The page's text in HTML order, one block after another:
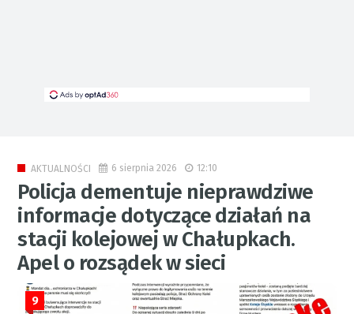
AKTUALNOŚCI 6 sierpnia 2026 12:10
Policja dementuje nieprawdziwe
informacje dotyczące działań na
stacji kolejowej w Chałupkach.
Apel o rozsądek w sieci
9